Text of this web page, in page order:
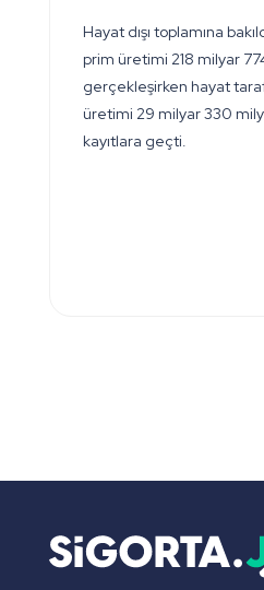
Hayat dışı toplamına
prim üretimi 218 milyar
gerçekleşirken hayat
üretimi 29 milyar 330
kayıtlara geçti.